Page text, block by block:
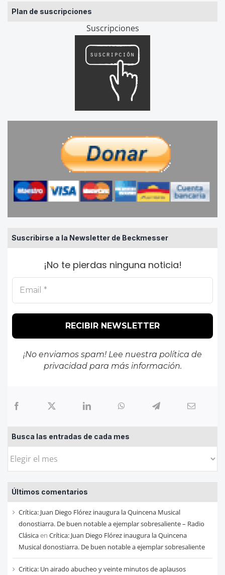
Plan de suscripciones
Suscripciones
Suscribirse a la Newsletter de Beckmesser
¡No te pierdas ninguna noticia!
¡No enviamos spam! Lee nuestra política de
privacidadpara más información.
Busca las entradas de cada mes
Busca
entradas
de
cada
mes
Últimos comentarios
Crítica: Juan Diego Flórez inaugura la Quincena Musical
donostiarra. De buen notable a ejemplar sobresaliente – Radio
Clásicaen Crítica: Juan Diego Flórez inaugura la Quincena
Musical donostiarra. De buen notable a ejemplar sobresaliente
Critica: Un airado abucheo y veinte minutos de aplausos